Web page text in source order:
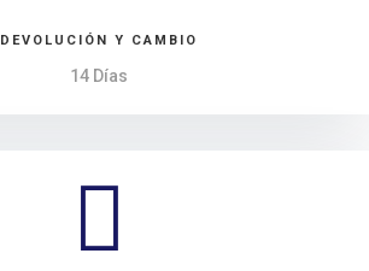
DEVOLUCIÓN Y CAMBIO
14 Días
